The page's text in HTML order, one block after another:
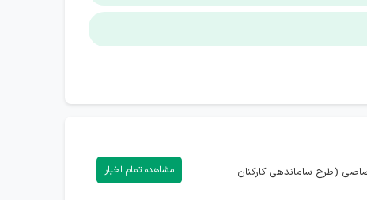
(طرح ساماندهی کارکنان
مشاهده تمام اخبار